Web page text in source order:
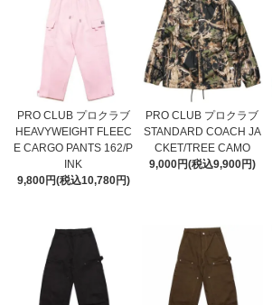
PRO CLUB プロクラブ
HEAVYWEIGHT FLEEC
E CARGO PANTS 162/P
INK
9,800円(税込10,780円)
PRO CLUB プロクラブ
STANDARD COACH JA
CKET/TREE CAMO
9,000円(税込9,900円)